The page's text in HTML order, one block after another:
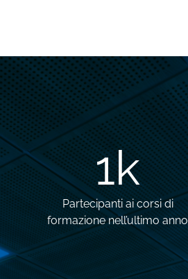
2k
Partecipanti ai corsi di
formazione nell’ultimo anno